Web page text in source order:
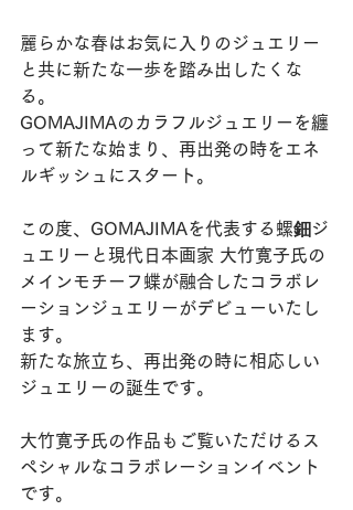
麗らかな春はお気に入りのジュエリー
と共に新たな一歩を踏み出したくな
る。
GOMAJIMAのカラフルジュエリーを纏
って新たな始まり、再出発の時をエネ
ルギッシュにスタート。
この度、GOMAJIMAを代表する螺鈿ジ
ュエリーと現代日本画家 大竹寛子氏の
メインモチーフ蝶が融合したコラボレ
ーションジュエリーがデビューいたし
ます。
新たな旅立ち、再出発の時に相応しい
ジュエリーの誕生です。
大竹寛子氏の作品もご覧いただけるス
ペシャルなコラボレーションイベント
です。